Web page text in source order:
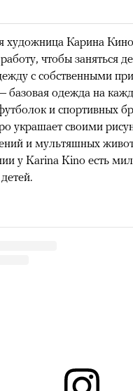
художница Карина
чтобы заняться
с собственными
базовая одежда на
и спортивных
украшает своими
и мультяшных
у Karina Kino есть